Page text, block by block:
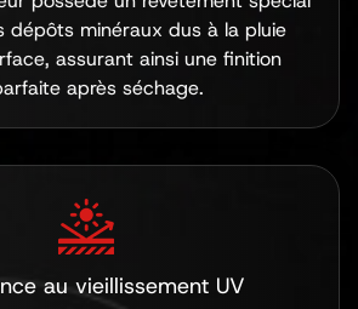
dépôts minéraux dus à la pluie
assurant ainsi une finition
après séchage.
au vieillissement UV